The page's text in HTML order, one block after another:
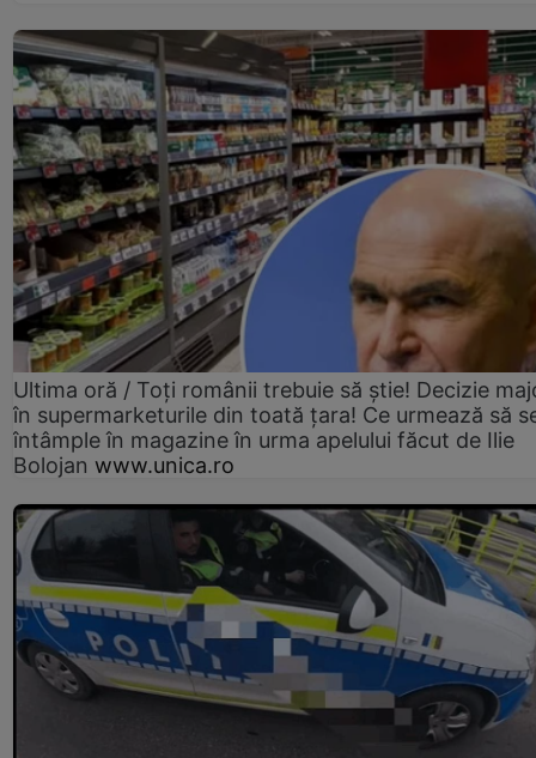
Ultima oră / Toți românii trebuie să știe! Decizie
în supermarketurile din toată țara! Ce urmează să
întâmple în magazine în urma apelului făcut de Ilie
Bolojan www.unica.ro